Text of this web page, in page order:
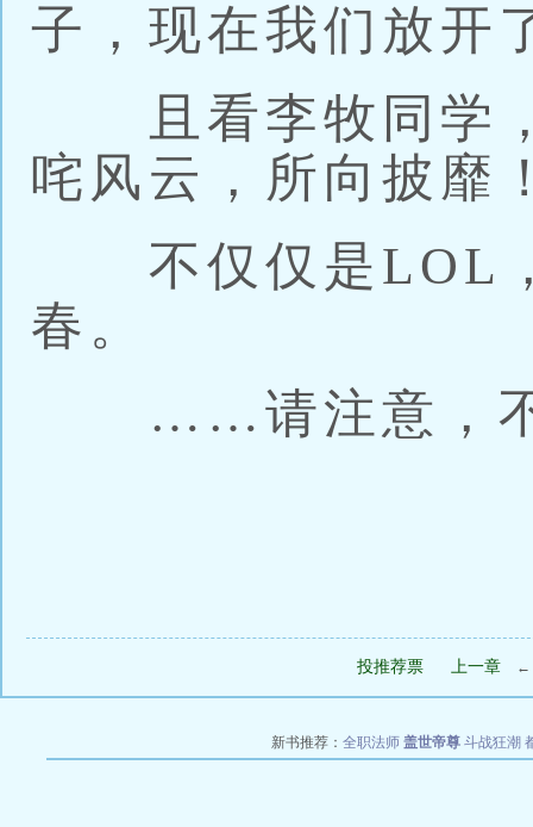
子，现在我们放开
且看李牧同学，
咤风云，所向披靡
不仅仅是LOL，
春。
……请注意，不
投推荐票 上一章 ←
新书推荐： 全职法师 盖世帝尊 斗战狂潮